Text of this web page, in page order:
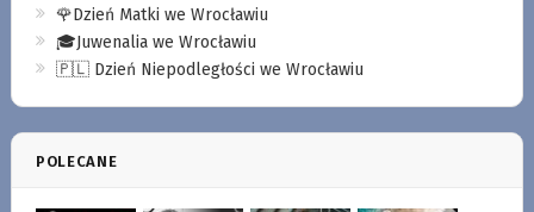
🌹Dzień Matki we Wrocławiu
🎓Juwenalia we Wrocławiu
🇵🇱 Dzień Niepodległości we Wrocławiu
POLECANE